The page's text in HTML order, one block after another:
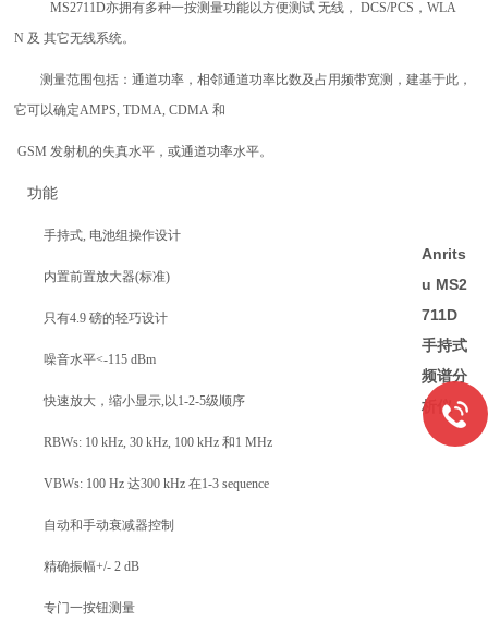
MS2711D亦拥有多种一按测量功能以方便测试 无线， DCS/PCS ，WLA
N 及 其它无线系统。
测量范围包括：通道功率，相邻通道功率比数及占用频带宽测，建基于此，
它可以确定AMPS, TDMA, CDMA和
GSM发射机的失真水平，或通道功率水平。
功能
手持式, 电池组操作设计
内置前置放大器(标准)
只有4.9磅的轻巧设计
噪音水平<-115 dBm
快速放大，缩小显示, 以1-2-5级顺序
RBWs: 10 kHz, 30 kHz, 100 kHz和1 MHz
VBWs: 100 Hz达300 kHz在1-3 sequence
自动和手动衰减器控制
精确振幅+/- 2 dB
专门一按钮测量
Anrits
u MS2
711D
手持式
频谱分
析仪